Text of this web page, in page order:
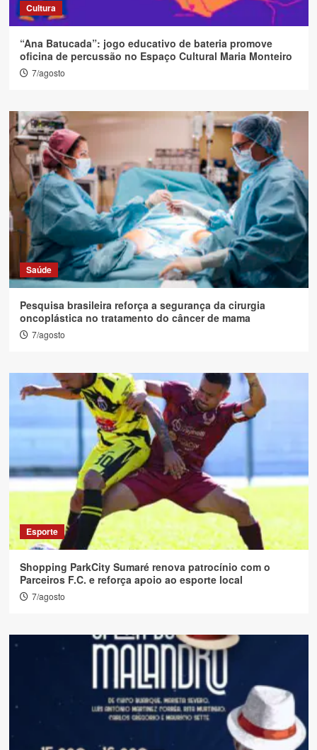
Cultura
“Ana Batucada”: jogo educativo de bateria promove
oficina de percussão no Espaço Cultural Maria Monteiro
7/agosto
Saúde
Pesquisa brasileira reforça a segurança da cirurgia
oncoplástica no tratamento do câncer de mama
7/agosto
Esporte
Shopping ParkCity Sumaré renova patrocínio com o
Parceiros F.C. e reforça apoio ao esporte local
7/agosto